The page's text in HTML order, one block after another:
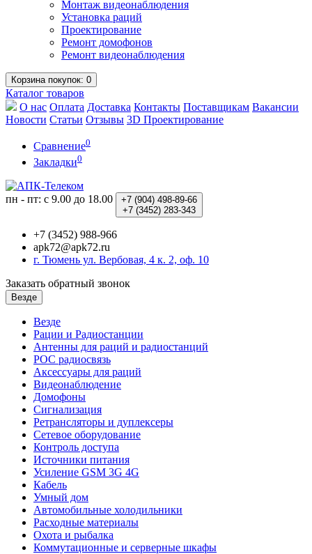
Монтаж видеонаблюдения
Установка раций
Проектирование
Ремонт домофонов
Ремонт видеонаблюдения
Корзинапокупок: 0
Каталог товаров
О нас Оплата Доставка Контакты Поставщикам Вакансии
Новости Статьи Отзывы 3D Проектирование
Сравнение0
Закладки0
пн - пт: с 9.00 до 18.00 +7 (904) 498-89-66
+7 (3452) 283-343
+7 (3452) 988-966
apk72@apk72.ru
г. Тюмень ул. Вербовая, 4 к. 2, оф. 10
Заказать обратный звонок
Везде
Везде
Рации и Радиостанции
Антенны для раций и радиостанций
POC радиосвязь
Аксессуары для раций
Видеонаблюдение
Домофоны
Сигнализация
Ретрансляторы и дуплексеры
Сетевое оборудование
Контроль доступа
Источники питания
Усиление GSM 3G 4G
Кабель
Умный дом
Автомобильные холодильники
Расходные материалы
Охота и рыбалка
Коммутационные и серверные шкафы